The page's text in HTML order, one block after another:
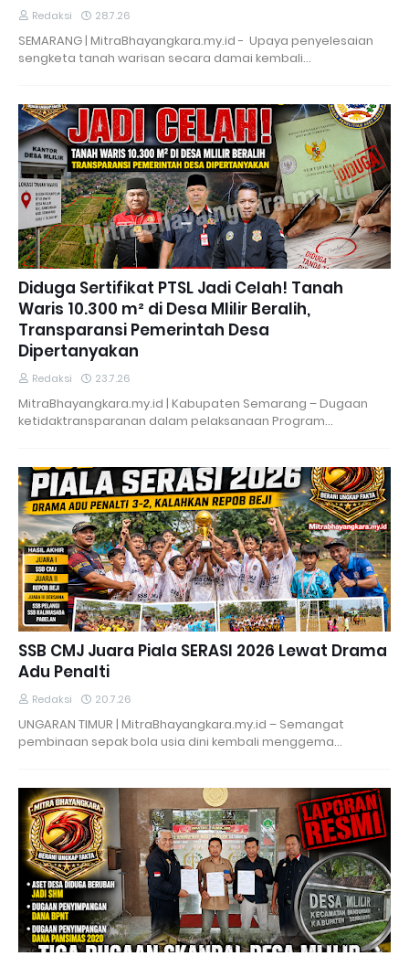
Redaksi 28.7.26
SEMARANG | MitraBhayangkara.my.id - Upaya penyelesaian
sengketa tanah warisan secara damai kembali…
Diduga Sertifikat PTSL Jadi Celah! Tanah
Waris 10.300 m² di Desa Mlilir Beralih,
Transparansi Pemerintah Desa
Dipertanyakan
Redaksi 23.7.26
MitraBhayangkara.my.id | Kabupaten Semarang – Dugaan
ketidaktransparanan dalam pelaksanaan Program…
SSB CMJ Juara Piala SERASI 2026 Lewat Drama
Adu Penalti
Redaksi 20.7.26
UNGARAN TIMUR | MitraBhayangkara.my.id – Semangat
pembinaan sepak bola usia dini kembali menggema…